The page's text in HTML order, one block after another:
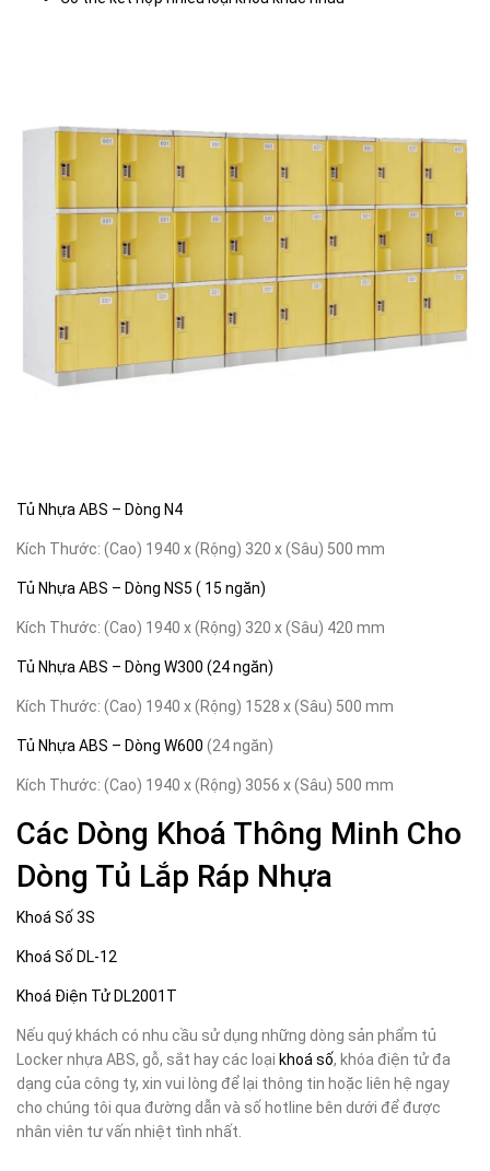
Tủ Nhựa ABS – Dòng N4
Kích Thước: (Cao) 1940 x (Rộng) 320 x (Sâu) 500 mm
Tủ Nhựa ABS – Dòng NS5 ( 15 ngăn)
Kích Thước: (Cao) 1940 x (Rộng) 320 x (Sâu) 420 mm
Tủ Nhựa ABS – Dòng W300 (24 ngăn)
Kích Thước: (Cao) 1940 x (Rộng) 1528 x (Sâu) 500 mm
Tủ Nhựa ABS – Dòng W600 (24 ngăn)
Kích Thước: (Cao) 1940 x (Rộng) 3056 x (Sâu) 500 mm
Các Dòng Khoá Thông Minh Cho
Dòng Tủ Lắp Ráp Nhựa
Khoá Số 3S
Khoá Số DL-12
Khoá Điện Tử DL2001T
Nếu quý khách có nhu cầu sử dụng những dòng sản phẩm tủ
Locker nhựa ABS, gỗ, sắt hay các loại khoá số, khóa điện tử đa
dạng của công ty, xin vui lòng để lại thông tin hoặc liên hệ ngay
cho chúng tôi qua đường dẫn và số hotline bên dưới để được
nhân viên tư vấn nhiệt tình nhất.